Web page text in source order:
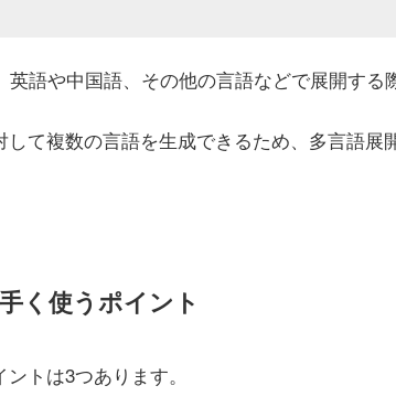
語や中国語、その他の言語などで展開する
て複数の言語を生成できるため、多言語展
く使うポイント
トは3つあります。